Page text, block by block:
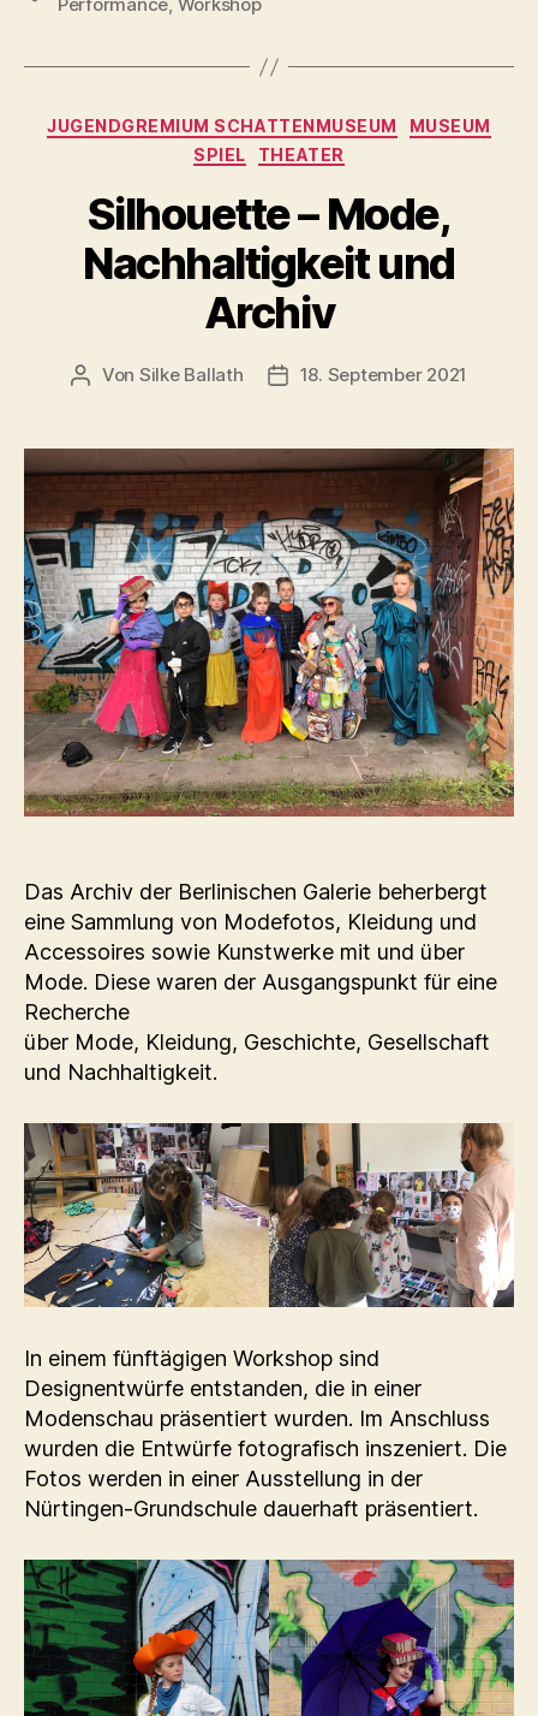
Kategorien
JUGENDGREMIUM SCHATTENMUSEUM
MUSEUM
SPIEL
THEATER
Silhouette – Mode,
Nachhaltigkeit und
Archiv
Beitragsautor
Von Silke Ballath Beitragsdatum
18. September 2021
Das Archiv der Berlinischen Galerie beherbergt
eine Sammlung von Modefotos, Kleidung und
Accessoires sowie Kunstwerke mit und über
Mode. Diese waren der Ausgangspunkt für eine
Recherche
über Mode, Kleidung, Geschichte, Gesellschaft
und Nachhaltigkeit.
In einem fünftägigen Workshop sind
Designentwürfe entstanden, die in einer
Modenschau präsentiert wurden. Im Anschluss
wurden die Entwürfe fotografisch inszeniert. Die
Fotos werden in einer Ausstellung in der
Nürtingen-Grundschule dauerhaft präsentiert.